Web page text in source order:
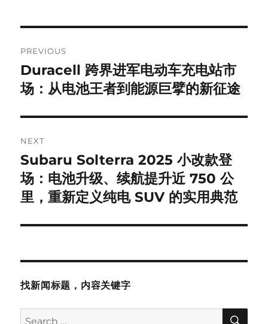
navigation
PREVIOUS
Previous
post:
Duracell 跨界进军电动车充电站市
场：从电池王者到能源巨擘的新征途
NEXT
Next
post:
Subaru Solterra 2025 小改款登
场：电池升级、续航提升近 750 公
里，重新定义纯电 SUV 的实用典范
找新闻标题，内容关键字
Search